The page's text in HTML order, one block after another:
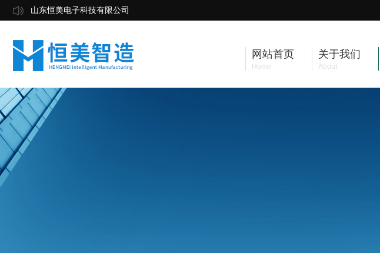
山东恒美电子科技有限公司
网站首页
Home
关于我们
About